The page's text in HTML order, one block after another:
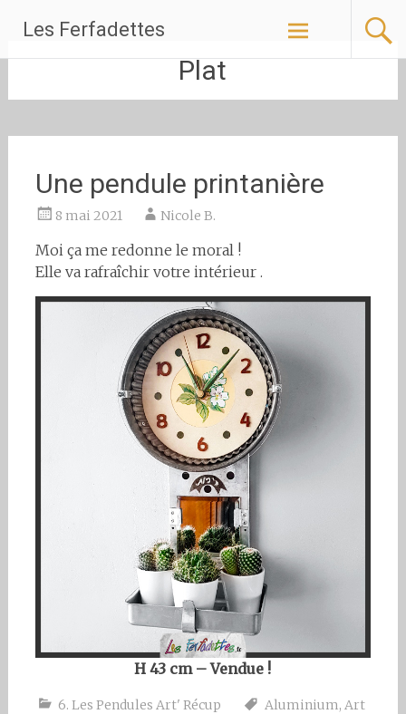
contenu
Les Ferfadettes
Plat
Une pendule printanière
8 mai 2021 Nicole B.
Moi ça me redonne le moral !
Elle va rafraîchir votre intérieur .
H 43 cm – Vendue !
6. Les Pendules Art' Récup Aluminium, Art